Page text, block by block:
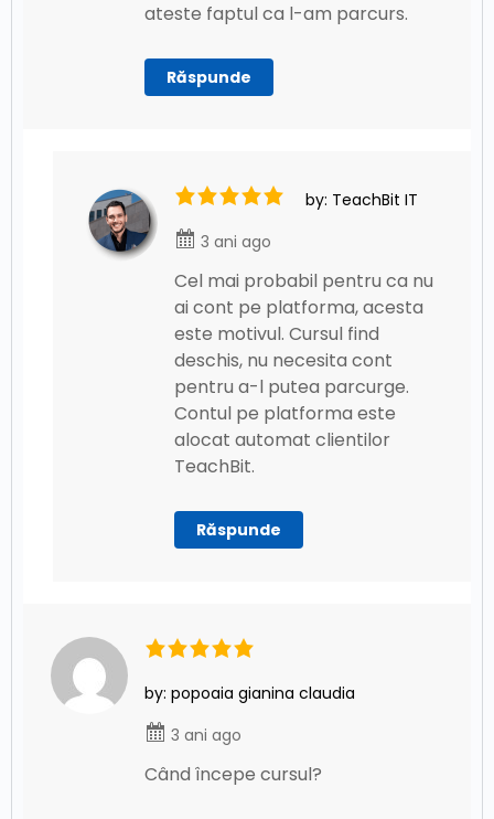
ateste faptul ca l-am parcurs.
Răspunde
by: TeachBit IT
3 ani ago
Cel mai probabil pentru ca nu
ai cont pe platforma, acesta
este motivul. Cursul find
deschis, nu necesita cont
pentru a-l putea parcurge.
Contul pe platforma este
alocat automat clientilor
TeachBit.
Răspunde
by: popoaia gianina claudia
3 ani ago
Când începe cursul?